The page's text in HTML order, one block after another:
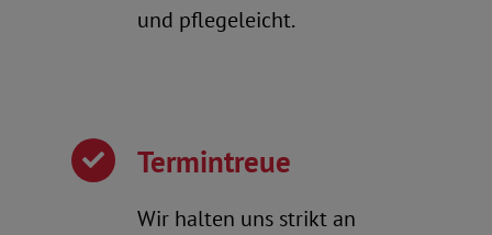
und pflegeleicht.
Termintreue
Wir halten uns strikt an